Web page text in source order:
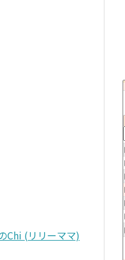
Chi (リリーママ)